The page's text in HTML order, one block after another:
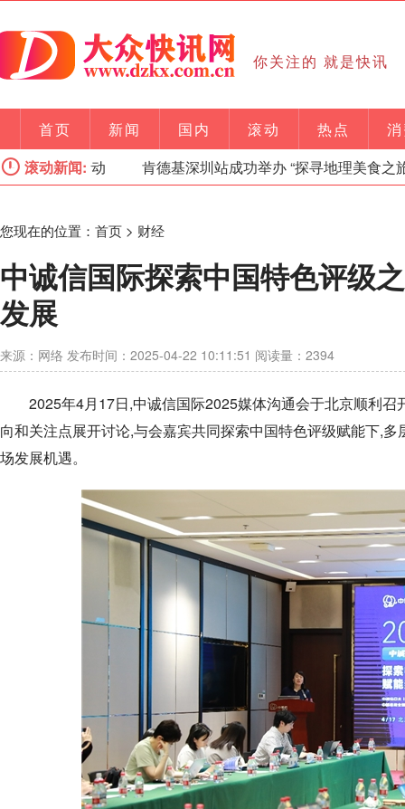
你关注的 就是快讯
首页 新闻 国内 滚动 热点
滚动新闻:
题活动 肯德基深圳站成功举办 “探寻地理美食之旅”主题
您现在的位置： 首页 > 财经
中诚信国际探索中国特色评级
发展
来源：网络 发布时间：2025-04-22 10:11:51 阅读量：2394
2025年4月17日,中诚信国际2025媒体沟通会于北京顺利
向和关注点展开讨论,与会嘉宾共同探索中国特色评级赋能下,
场发展机遇。